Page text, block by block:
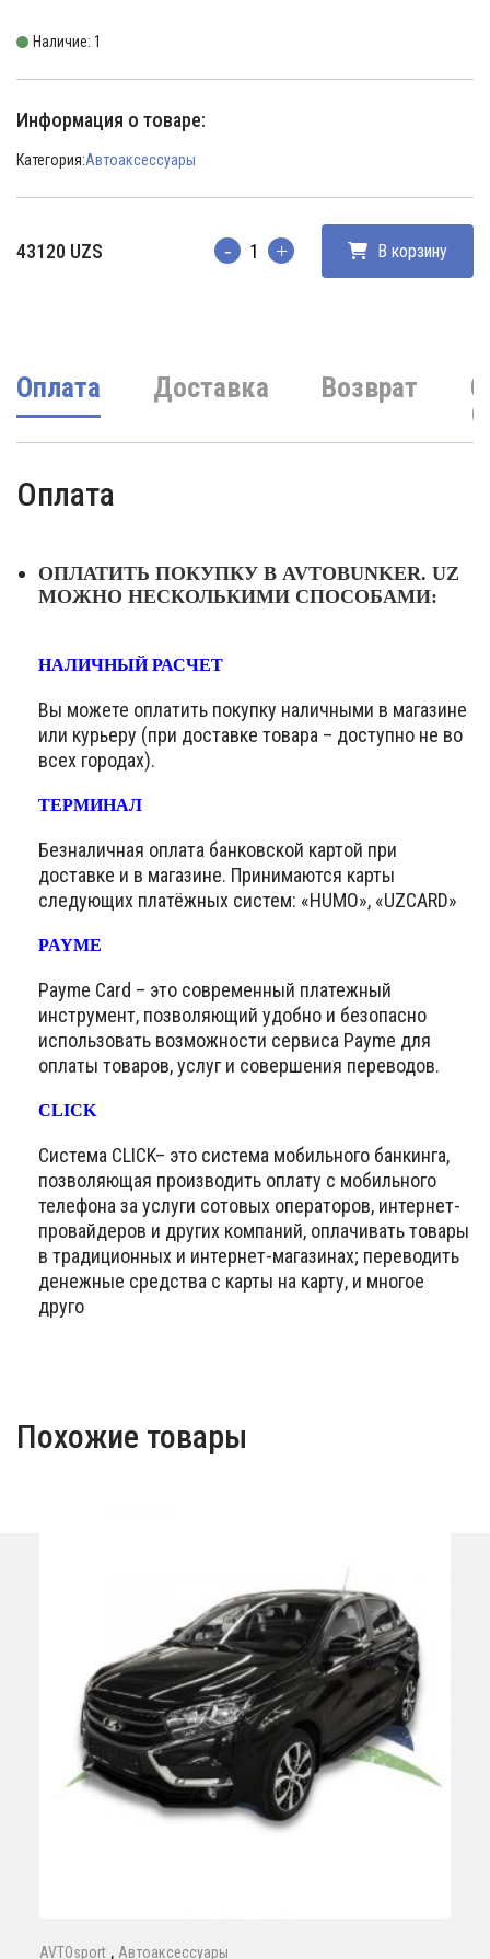
Наличие: 1
Информация о товаре:
Категория:Автоаксессуары
43120 UZS Количество В корзину
Оплата Доставка Возврат
Оплата
ОПЛАТИТЬ ПОКУПКУ В AVTOBUNKER. UZ
МОЖНО НЕСКОЛЬКИМИ СПОСОБАМИ:
НАЛИЧНЫЙ РАСЧЕТ
Вы можете оплатить покупку наличными в магазине
или курьеру (при доставке товара – доступно не во
всех городах).
ТЕРМИНАЛ
Безналичная оплата банковской картой при
доставке и в магазине. Принимаются карты
следующих платёжных систем: «HUMO», «UZCARD»
PAYME
Payme Card – это современный платежный
инструмент, позволяющий удобно и безопасно
использовать возможности сервиса Payme для
оплаты товаров, услуг и совершения переводов.
CLICK
Система CLICK– это система мобильного банкинга,
позволяющая производить оплату с мобильного
телефона за услуги сотовых операторов, интернет-
провайдеров и других компаний, оплачивать товары
в традиционных и интернет-магазинах; переводить
денежные средства с карты на карту, и многое
друго
Похожие товары
AVTOsport , Автоаксессуары